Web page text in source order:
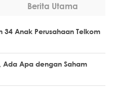
Berita Utama
34 Anak Perusahaan Telkom
Ada Apa dengan Saham